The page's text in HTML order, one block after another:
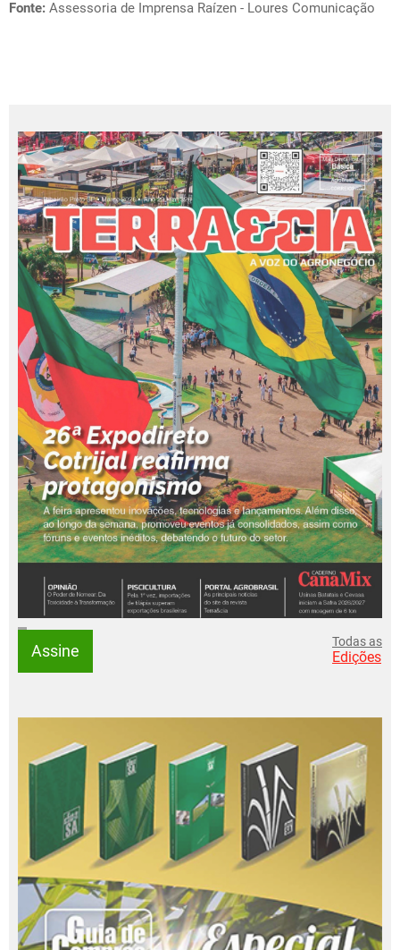
Fonte: Assessoria de Imprensa Raízen - Loures Comunicação
Assine Todas as
Edições